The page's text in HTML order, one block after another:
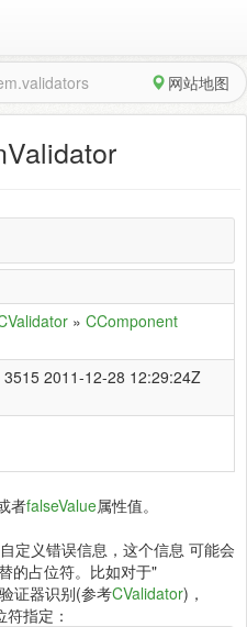
网站地图
» CComponent
2011-12-28 12:29:24Z
者falseValue属性值。
定义错误信息，这个信息 可能会
的占位符。比如对于"
证器识别(参考CValidator)，
指定：